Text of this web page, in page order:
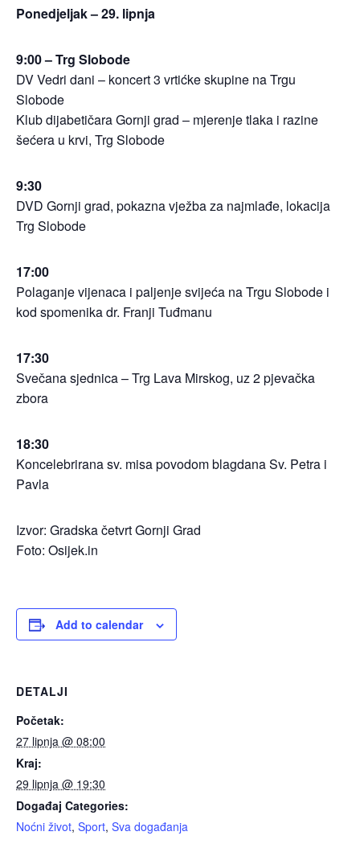
Ponedjeljak – 29. lipnja
9:00 – Trg Slobode
DV Vedri dani – koncert 3 vrtićke skupine na Trgu
Slobode
Klub dijabetičara Gornji grad – mjerenje tlaka i razine
šećera u krvi, Trg Slobode
9:30
DVD Gornji grad, pokazna vježba za najmlađe, lokacija
Trg Slobode
17:00
Polaganje vijenaca i paljenje svijeća na Trgu Slobode i
kod spomenika dr. Franji Tuđmanu
17:30
Svečana sjednica – Trg Lava Mirskog, uz 2 pjevačka
zbora
18:30
Koncelebrirana sv. misa povodom blagdana Sv. Petra i
Pavla
Izvor: Gradska četvrt Gornji Grad
Foto: Osijek.in
Add to calendar
DETALJI
Početak:
27 lipnja @ 08:00
Kraj:
29 lipnja @ 19:30
Događaj Categories:
Noćni život, Sport, Sva događanja